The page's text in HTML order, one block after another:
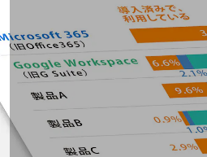
生成AI(Generative AI)
地域の取り組み
地域社会を支える皆さまと地域課題の解決や
地域経済のさらなる活性化に取り組みます
自治体・地域社会との共創
LGPF(Local Government Platform)